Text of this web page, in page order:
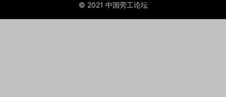
© 2021 中国劳工论坛